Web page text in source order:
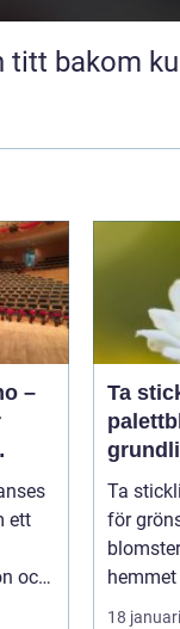
titt bakom
–
ett
och
Ta
er
Ta
för
hemmet Introduktion:
...
18